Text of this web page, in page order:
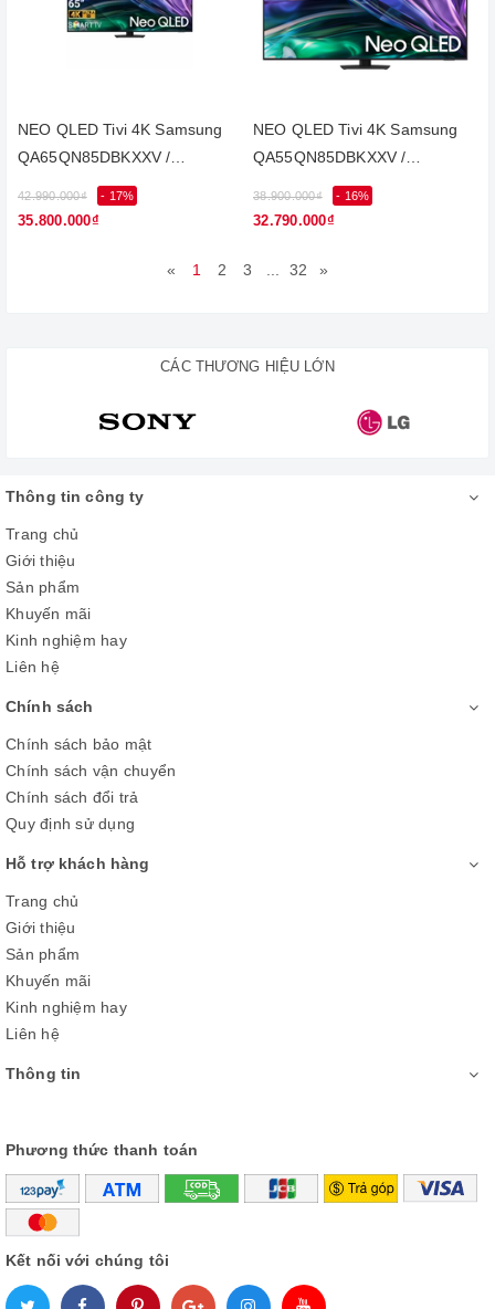
NEO QLED Tivi 4K Samsung
QA65QN85DBKXXV /
42.990.000₫ - 17%
35.800.000₫
NEO QLED Tivi 4K Samsung
QA55QN85DBKXXV /
38.900.000₫ - 16%
32.790.000₫
« 1 2 3 32 »
CÁC THƯƠNG HIỆU LỚN
Thông tin công ty
Trang chủ
Giới thiệu
Sản phẩm
Khuyến mãi
Kinh nghiệm hay
Liên hệ
Chính sách
Chính sách bảo mật
Chính sách vận chuyển
Chính sách đổi trả
Quy định sử dụng
Hỗ trợ khách hàng
Trang chủ
Giới thiệu
Sản phẩm
Khuyến mãi
Kinh nghiệm hay
Liên hệ
Thông tin
Phương thức thanh toán
Kết nối với chúng tôi